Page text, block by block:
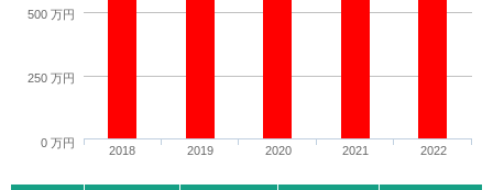
2018 2019 2020 2021 2022
0 万円
250 万円
500 万円